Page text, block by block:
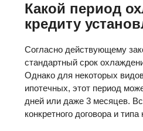
Какой период
кредиту
Согласно действующему
стандартный срок
Однако для некоторых
ипотечных, этот период
дней или даже 3 месяцев.
конкретного договора и